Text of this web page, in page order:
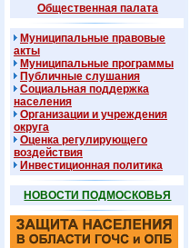
Общественная палата
Муниципальные правовые
акты
Муниципальные программы
Публичные слушания
Социальная поддержка
населения
Организации и учреждения
округа
Оценка регулирующего
воздействия
Инвестиционная политика
НОВОСТИ ПОДМОСКОВЬЯ